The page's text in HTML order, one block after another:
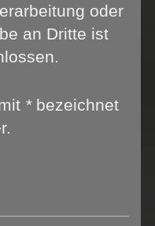
oder
an Dritte ist
*bezeichnet